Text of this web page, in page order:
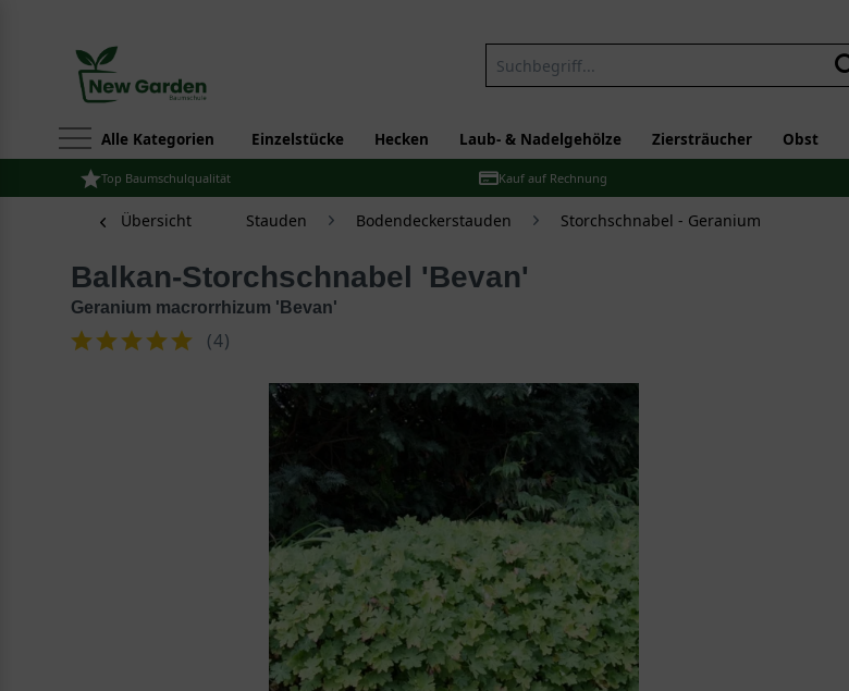
Alle Kategorien Einzelstücke Hecken Laub- & Nadelgehölze Ziersträucher Obst
Top Baumschulqualität Kauf auf Rechnung
Übersicht Stauden Bodendeckerstauden Storchschnabel - Geranium
Balkan-Storchschnabel 'Bevan'
Geranium macrorrhizum 'Bevan'
(4)